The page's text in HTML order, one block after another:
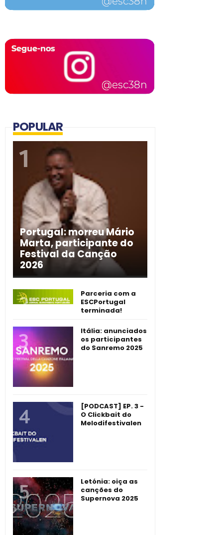
POPULAR
Portugal: morreu Mário
Marta, participante do
Festival da Canção
2026
Parceria com a
ESCPortugal
terminada!
Itália: anunciados
os participantes
do Sanremo 2025
[PODCAST] EP. 3 -
O Clickbait do
Melodifestivalen
Letónia: oiça as
canções do
Supernova 2025